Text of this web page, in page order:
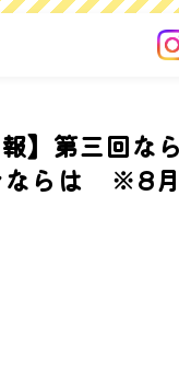
報】第三回な
ならは ※8